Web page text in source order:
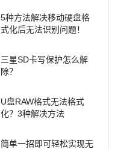
5种方法解决移动硬盘格
式化后无法识别问题！
三星SD卡写保护怎么解
除？
U盘RAW格式无法格式
化？3种解决方法
简单一招即可轻松实现无